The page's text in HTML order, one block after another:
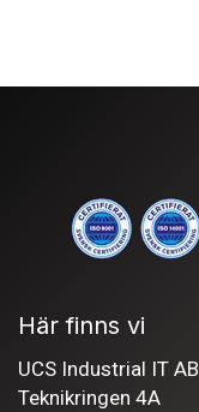
Här finns vi
UCS Industrial IT AB
Teknikringen 4A